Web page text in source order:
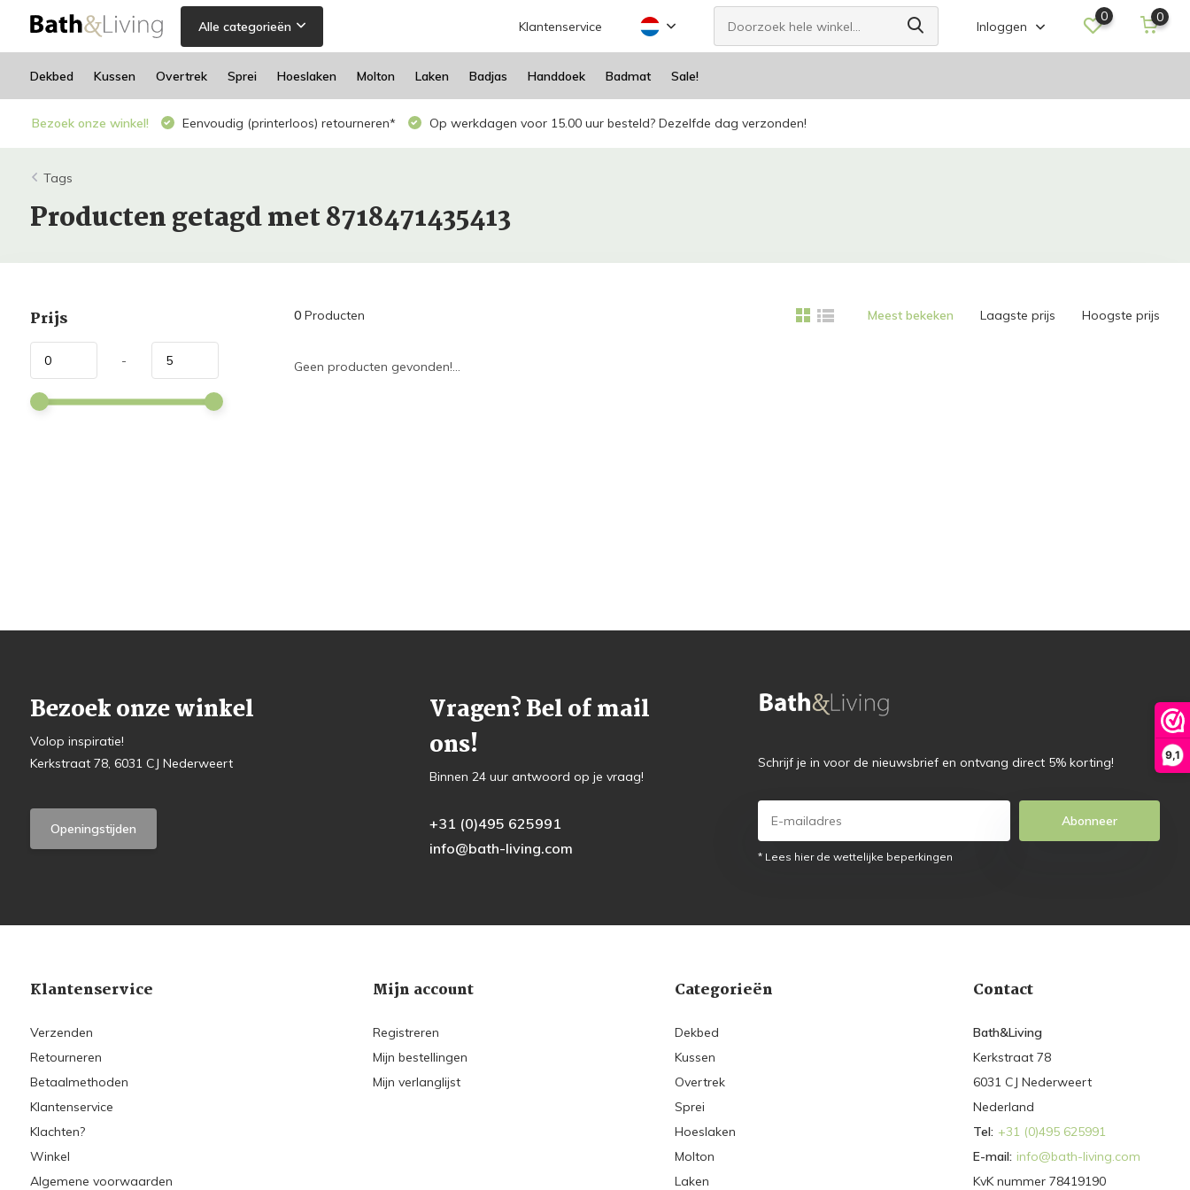
9,1
Alle categorieën Klantenservice Inloggen
0 0
Dekbed Kussen Overtrek Sprei Hoeslaken Molton Laken Badjas Handdoek Badmat Sale!
Bezoek onze winkel! Eenvoudig (printerloos) retourneren* Op werkdagen voor 15.00 uur besteld? Dezelfde dag verzonden!
Tags
Producten getagd met 8718471435413
Prijs
-
0Producten Meest bekeken Laagste prijs Hoogste prijs
Geen producten gevonden!...
Bezoek onze winkel
Volop inspiratie!
Kerkstraat 78, 6031 CJ Nederweert
Openingstijden
Vragen? Bel of mail
ons!
Binnen 24 uur antwoord op je vraag!
+31 (0)495 625991
info@bath-living.com
Schrijf je in voor de nieuwsbrief en ontvang direct 5% korting!
Abonneer
* Lees hier de wettelijke beperkingen
Klantenservice
Verzenden
Retourneren
Betaalmethoden
Klantenservice
Klachten?
Winkel
Algemene voorwaarden
Mijn account
Registreren
Mijn bestellingen
Mijn verlanglijst
Categorieën
Dekbed
Kussen
Overtrek
Sprei
Hoeslaken
Molton
Laken
Contact
Bath&Living
Kerkstraat 78
6031 CJ Nederweert
Nederland
Tel: +31 (0)495 625991
E-mail: info@bath-living.com
KvK nummer 78419190